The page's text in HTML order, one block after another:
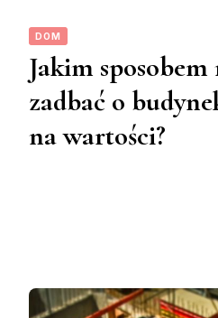
DOM
Jakim
zadbać o
na wartości?